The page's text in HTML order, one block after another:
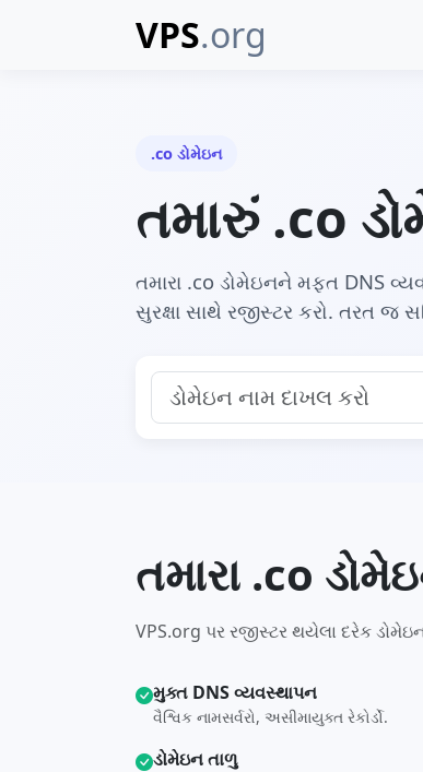
VPS.org
.co ડોમેઇન
તમારું .co
તમારા .co ડોમેઇનને મફત DNS
સુરક્ષા સાથે રજીસ્ટર કરો. તરત જ
તમારા .co
VPS.org પર રજીસ્ટર થયેલા દરેક
મુક્ત DNS વ્યવસ્થાપન
વૈશ્વિક નામસર્વરો, અસીમાયુક્ત રેકોર્ડો.
ડોમેઇન તાળુ